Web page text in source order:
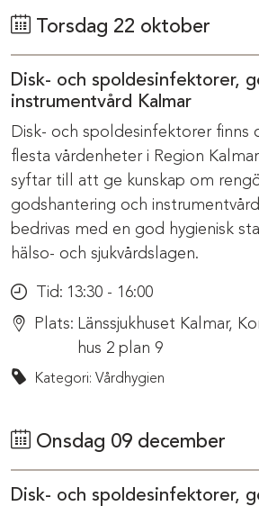
Torsdag 22 oktober
Disk- och spoldesinfektorer,
instrumentvård Kalmar
Disk- och spoldesinfektorer finns
flesta vårdenheter i Region
syftar till att ge kunskap om
godshantering och
bedrivas med en god hygienisk
hälso- och sjukvårdslagen.
Tid: 13:30 - 16:00
Plats: Länssjukhuset Kalmar,
hus 2 plan 9
Kategori: Vårdhygien
Onsdag 09 december
Disk- och spoldesinfektorer,